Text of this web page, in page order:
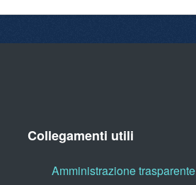
Collegamenti utili
Amministrazione trasparente